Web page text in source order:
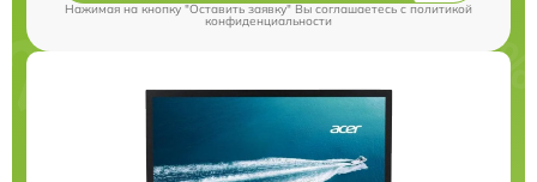
Нажимая на кнопку "Оставить заявку" Вы соглашаетесь cполитикой
конфиденциальности